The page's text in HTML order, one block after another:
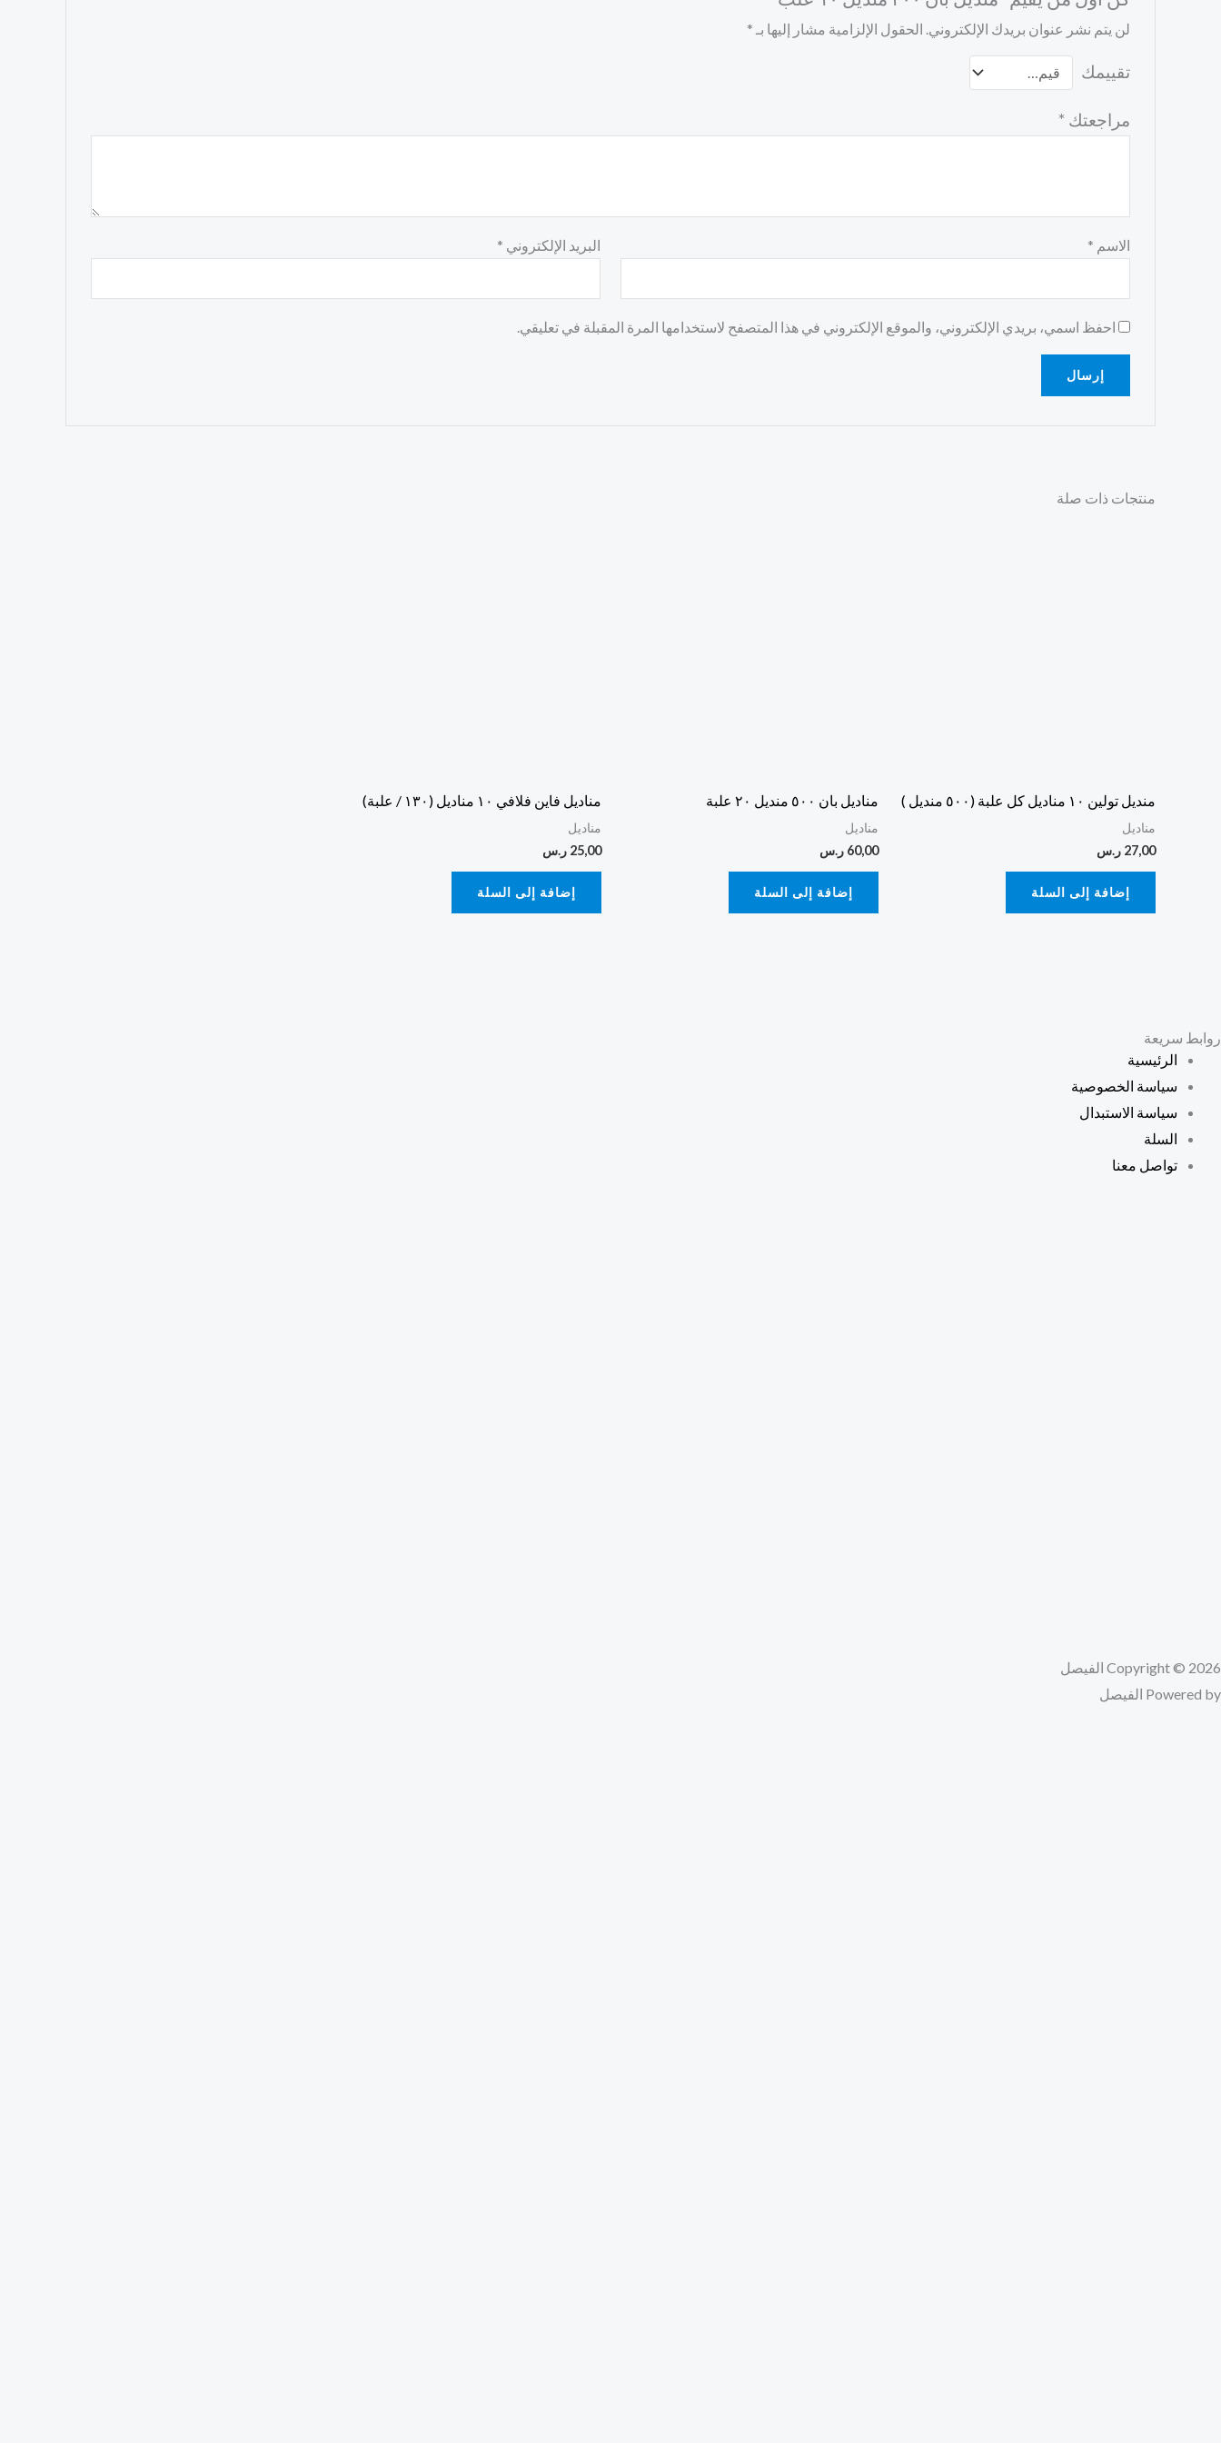
لن يتم نشر عنوان بريدك الإلكتروني. الحقول الإلزامية مشار إليها بـ *
تقييمك
مراجعتك *
الاسم * البريد الإلكتروني *
احفظ اسمي، بريدي الإلكتروني، والموقع الإلكتروني في هذا المتصفح لاستخدامها المرة المقبلة في تعليقي.
منتجات ذات صلة
منديل تولين ١٠ مناديل كل علبة (٥٠٠ منديل )
مناديل
27,00 ر.س
إضافة إلى السلة
مناديل بان ٥٠٠ منديل ٢٠ علبة
مناديل
60,00 ر.س
إضافة إلى السلة
مناديل فاين فلافي ١٠ مناديل (١٣٠ / علبة)
مناديل
25,00 ر.س
إضافة إلى السلة
روابط سريعة
الرئيسية
سياسة الخصوصية
سياسة الاستبدال
السلة
تواصل معنا
Copyright © 2026 الفيصل
Powered by الفيصل